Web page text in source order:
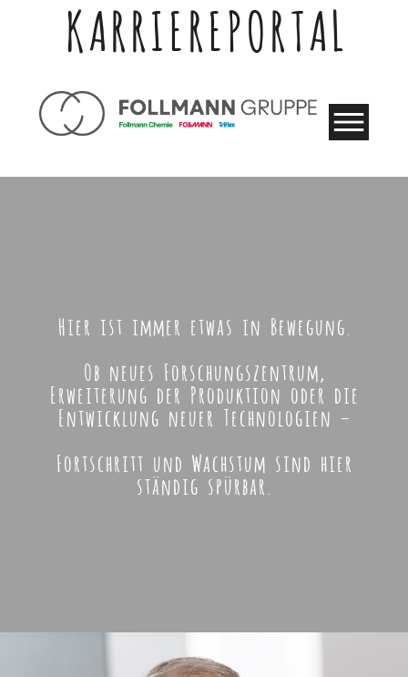
KARRIEREPORTAL
Hier ist immer etwas in Bewegung.
Ob neues Forschungszentrum,
Erweiterung der Produktion oder die
Entwicklung neuer Technologien –
Fortschritt und Wachstum sind hier
ständig spürbar.